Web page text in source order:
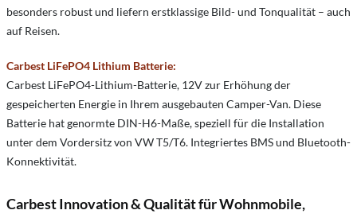
besonders robust und liefern erstklassige Bild- und Tonqualität – auch
auf Reisen.
Carbest LiFePO4 Lithium Batterie:
Carbest LiFePO4-Lithium-Batterie, 12V zur Erhöhung der
gespeicherten Energie in Ihrem ausgebauten Camper-Van. Diese
Batterie hat genormte DIN-H6-Maße, speziell für die Installation
unter dem Vordersitz von VW T5/T6. Integriertes BMS und Bluetooth-
Konnektivität.
Carbest Innovation & Qualität für Wohnmobile,